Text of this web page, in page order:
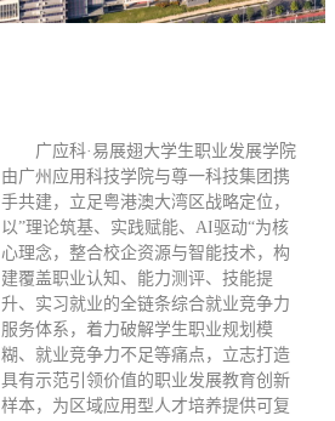
广应科·易展翅大学生职业发展学院
由广州应用科技学院与尊一科技集团携
手共建，立足粤港澳大湾区战略定位，
以”理论筑基、实践赋能、AI驱动“为核
心理念，整合校企资源与智能技术，构
建覆盖职业认知、能力测评、技能提
升、实习就业的全链条综合就业竞争力
服务体系，着力破解学生职业规划模
糊、就业竞争力不足等痛点，立志打造
具有示范引领价值的职业发展教育创新
样本，为区域应用型人才培养提供可复